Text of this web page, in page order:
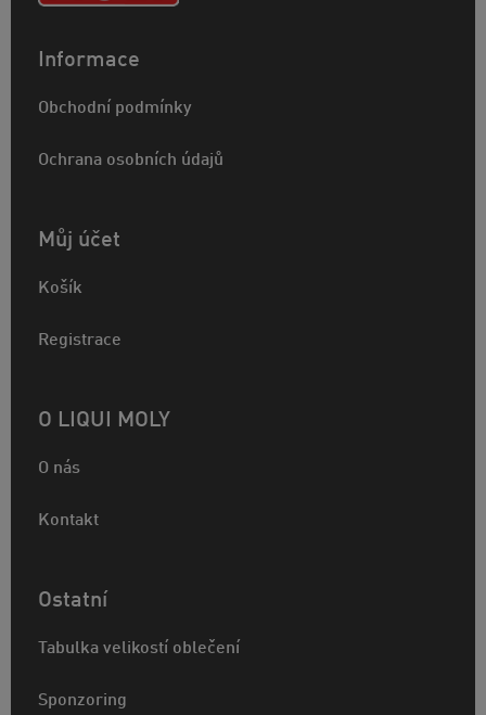
Informace
Obchodní podmínky
Ochrana osobních údajů
Můj účet
Košík
Registrace
O LIQUI MOLY
O nás
Kontakt
Ostatní
Tabulka velikostí oblečení
Sponzoring